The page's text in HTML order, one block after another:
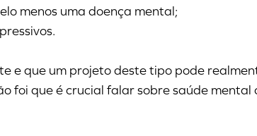
menos uma doença mental;
e que um projeto deste tipo pode
foi que é crucial falar sobre saúde mental